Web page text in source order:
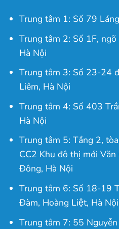
Trung tâm 1: Số 79
Trung tâm 2: Số 1F,
Hà Nội
Trung tâm 3: Số 23-24
Liêm, Hà Nội
Trung tâm 4: Số 403
Hà Nội
Trung tâm 5: Tầng 2,
CC2 Khu đô thị mới Văn
Đông, Hà Nội
Trung tâm 6: Số 18-19
Đàm, Hoàng Liệt, Hà Nội
Trung tâm 7: 55